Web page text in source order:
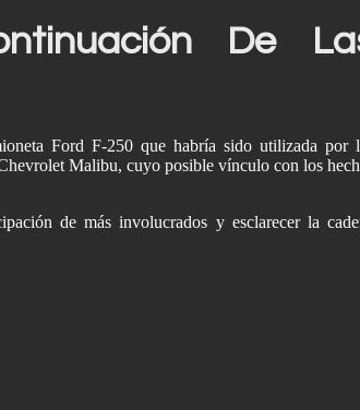
De
Ford F-250 que habría sido utilizada por
Malibu, cuyo posible vínculo con los
de más involucrados y esclarecer la